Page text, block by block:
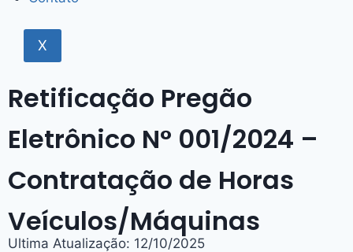
X
Retificação Pregão
Eletrônico N° 001/2024 –
Contratação de Horas
Veículos/Máquinas
Ultima Atualização: 12/10/2025